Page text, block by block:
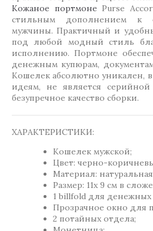
Кожаное портмоне Purse
стильным дополнением к
мужчины. Практичный и
под любой модный стиль
исполнению. Портмоне
денежным купюрам,
Кошелек абсолютно уникален,
идеям, не является
безупречное качество сборки.
ХАРАКТЕРИСТИКИ:
Кошелек мужской;
Цвет: черно-
Материал:
Размер: 11х 9 см в
1 billfold для денежных
Прозрачное окно для
2 потайных отдела;